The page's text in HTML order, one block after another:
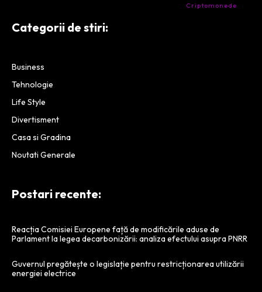
Criptomonede
Categorii de stiri:
Business
Tehnologie
Life Style
Divertisment
Casa si Gradina
Noutati Generale
Postari recente:
Reacția Comisiei Europene față de modificările aduse de
Parlament la legea decarbonizării: analiza efectului asupra PNRR
Guvernul pregătește o legislație pentru restricționarea utilizării
energiei electrice